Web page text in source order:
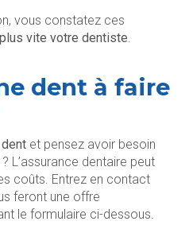
vous constatez ces
vite votre dentiste.
dent à faire
et pensez avoir besoin
? L’assurance dentaire peut
coûts. Entrez en contact
feront une offre
le formulaire ci-dessous.